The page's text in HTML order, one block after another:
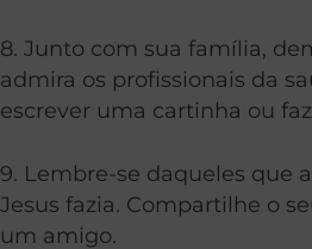
8. Junto com sua família,
admira os profissionais da
escrever uma cartinha ou
9. Lembre-se daqueles que
Jesus fazia. Compartilhe o
um amigo.